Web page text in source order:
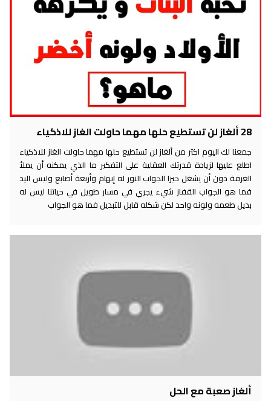
28 ألغاز لن تستطيع حلها مهما حاولت الغاز للاذكياء
جمعنا لك اليوم اكثر من ألغاز لن تستطيع حلها مهما حاولت الغاز للاذكياء
اطلع عليها لزيادة قدرتك العقلية على التفكير ما الذي يمكنه أن يملأ
الغرفة دون أن يشغل حيزا الجواب النور له إبهام وأربعة أصابع وليس اليد
فما هو الجواب القفاز شيء يجري في مسار طويل في حياتنا ليس له
بديل طعمه ولونه واحد لكن شكله قابل للتبديل فما هو الجواب
ألغاز صعبة مع الحل